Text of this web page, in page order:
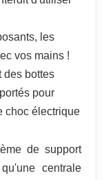
les
vos mains !
des bottes
pour
choc électrique
de support
centrale